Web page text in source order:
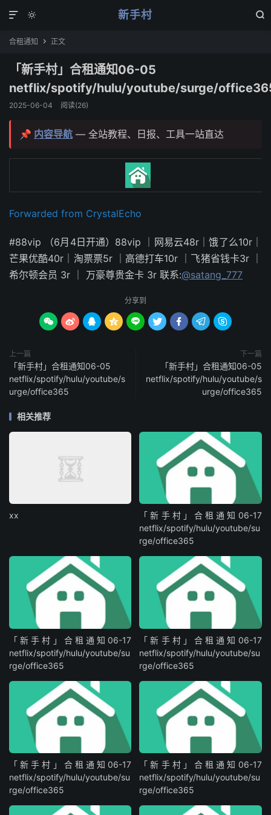
新手村 


合租通知  正文
「新手村」合租通知06-05
netflix/spotify/hulu/youtube/surge/
2025-06-04 阅读(26)
📌 内容导航 — 全站教程、日报、工具一站直达
Forwarded from CrystalEcho
#88vip （6月4日开通）88vip ｜网易云48r｜饿了么10r｜
芒果优酷40r｜淘票票5r ｜高德打车10r ｜飞猪省钱卡3r ｜
希尔顿会员 3r ｜ 万豪尊贵金卡 3r 联系:@satang_777
分享到
        
上一篇
「新手村」合租通知06-05
netflix/spotify/hulu/youtube/s
urge/office365
下一篇
「新手村」合租通知06-05
netflix/spotify/hulu/youtube/s
urge/office365
相关推荐
xx
「新手村」合租通知06-17
netflix/spotify/hulu/youtube/su
rge/office365
「新手村」合租通知06-17
netflix/spotify/hulu/youtube/su
rge/office365
「新手村」合租通知06-17
netflix/spotify/hulu/youtube/su
rge/office365
「新手村」合租通知06-17
netflix/spotify/hulu/youtube/su
rge/office365
「新手村」合租通知06-17
netflix/spotify/hulu/youtube/su
rge/office365